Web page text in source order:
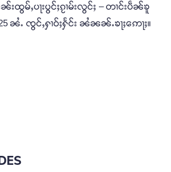
မ်ႇပႃးပွင်ႈၵႂၢမ်းလွင်ႈ – တၢင်းပဵၼ်ၶူ
ၼႆႉ ၸွင်ႇႁၢဝ်ႈႁႅင်း ၼႆၼၼ်ႉၶႃႈဢေႃႈ။